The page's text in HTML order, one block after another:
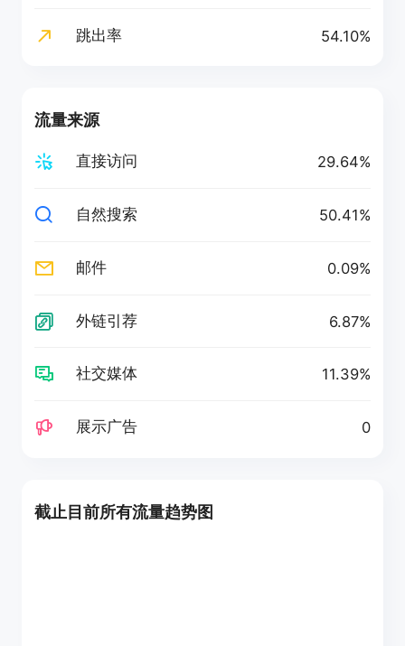
跳出率 54.10%
流量来源
直接访问 29.64%
自然搜索 50.41%
邮件 0.09%
外链引荐 6.87%
社交媒体 11.39%
展示广告 0
截止目前所有流量趋势图